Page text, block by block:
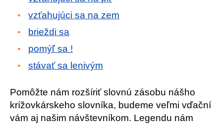
vzťahujúci sa na zem
brieždi sa
pomýľ sa !
stávať sa lenivým
Pomôžte nám rozšíriť slovnú zásobu nášho
krížovkárskeho slovníka, budeme veľmi vďační
vám aj našim návštevníkom. Legendu nám